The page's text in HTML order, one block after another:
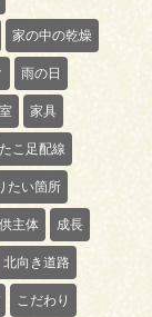
家の中の乾燥
雨の日
家具
たこ足配線
たい箇所
主体 成長
北向き道路
こだわり